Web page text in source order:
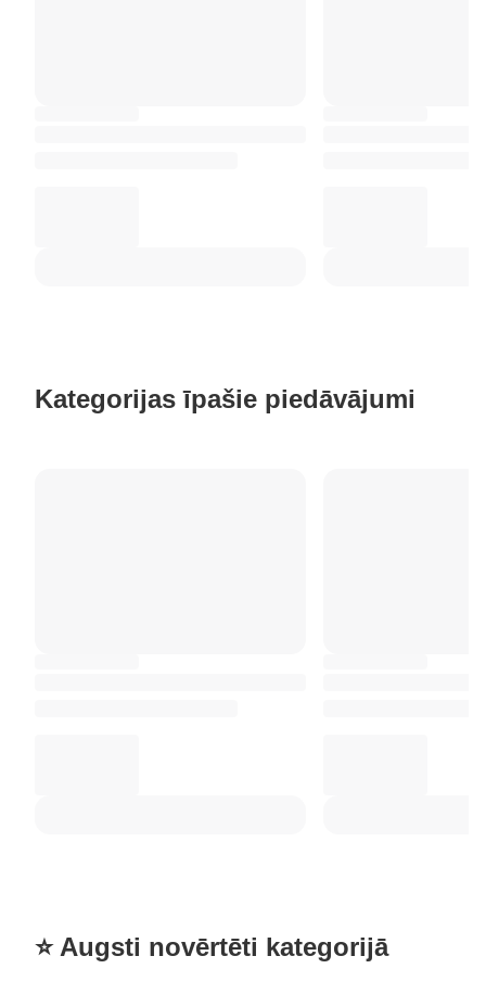
Kategorijas īpašie piedāvājumi
⭐ Augsti novērtēti kategorijā